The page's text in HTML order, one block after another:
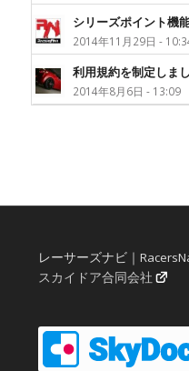
シリーズポイント機
2014年11月29日 -
利用規約を制定しま
2014年8月6日 - 13:09
レーサーズナビ｜
スカイドア合同会社